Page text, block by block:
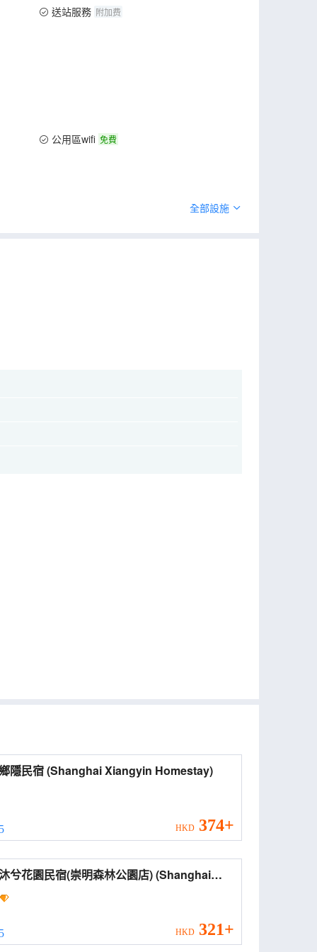
送站服務 附加费
公用區wifi 免費
全部設施
上海鄉隱民宿 (Shanghai Xiangyin Homestay)
HKD 374+
花園民宿(崇明森林公園店) (Shanghai
Garden Homestay (Chongming Forest
HKD 321+